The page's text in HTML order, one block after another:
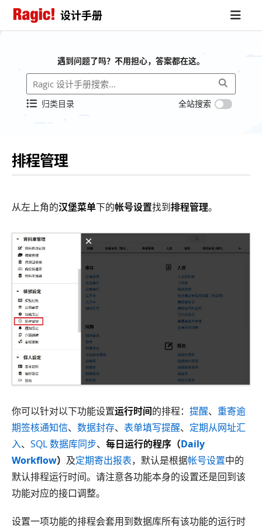
设计手册
遇到问题了吗？不用担心，答案都在这。
归类目录 全站搜索
排程管理
从左上角的汉堡菜单下的帐号设置找到排程管理。
你可以针对以下功能设置运行时间的排程： 提醒、 重寄逾
期签核通知信、 数据封存、 表单填写提醒、 定期从网址汇
入、 SQL 数据库同步、 每日运行的程序（Daily
Workflow） 及定期寄出报表，默认是根据帐号设置中的
默认排程运行时间。请注意各功能本身的设置还是回到该
功能对应的接口调整。
设置一项功能的排程会套用到数据库所有该功能的运行时